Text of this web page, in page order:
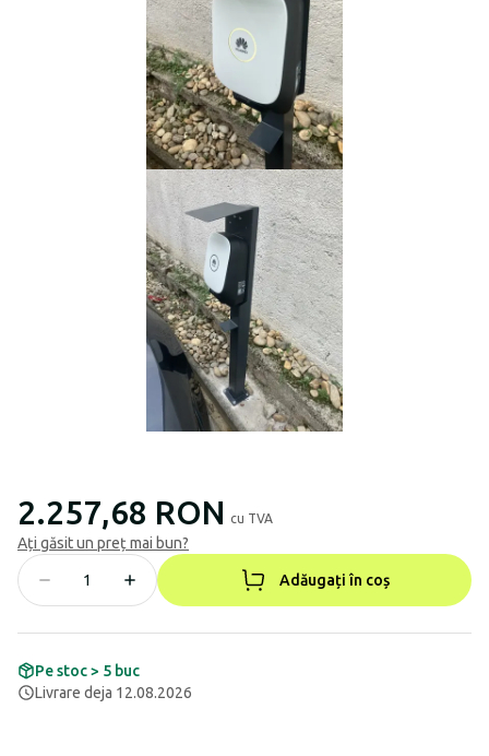
2.257,68 RON cu TVA
Ați găsit un preț mai bun?
Adăugați în coș
Pe stoc > 5 buc
Livrare deja 12.08.2026